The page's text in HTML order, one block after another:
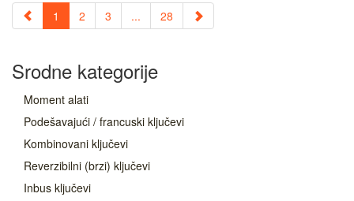
1 2 3 ... 28
Srodne kategorije
Moment alati
Podešavajući / francuski ključevi
Kombinovani ključevi
Reverzibilni (brzi) ključevi
Inbus ključevi